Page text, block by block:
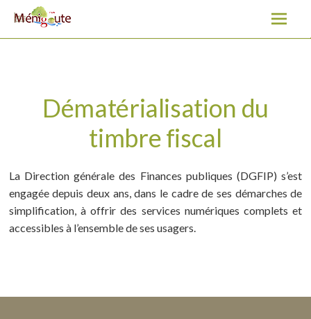
Dématérialisation du timbre fiscal
l
u
o
e
n
u
Dématérialisation du
timbre fiscal
La Direction générale des Finances publiques (DGFIP) s’est
engagée depuis deux ans, dans le cadre de ses démarches de
simplification, à offrir des services numériques complets et
accessibles à l’ensemble de ses usagers.